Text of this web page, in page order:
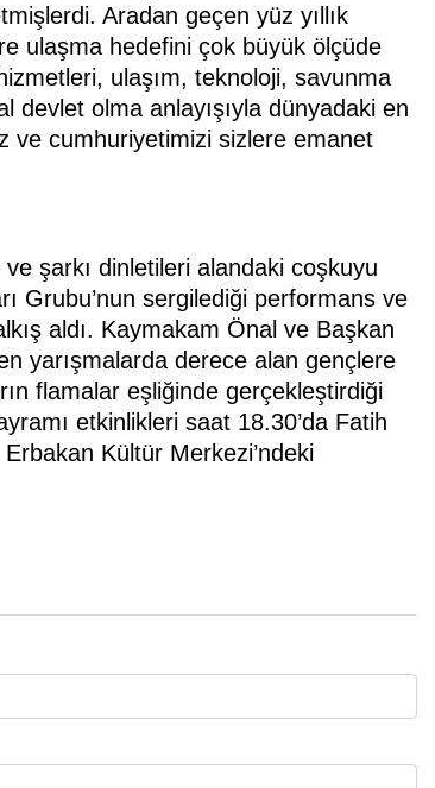
Aradan geçen yüz yıllık
ulaşma hedefini çok büyük ölçüde
ulaşım, teknoloji, savunma
olma anlayışıyla dünyadaki en
ve cumhuriyetimizi sizlere emanet
ve şarkı dinletileri alandaki coşkuyu
Grubu’nun sergilediği performans ve
aldı. Kaymakam Önal ve Başkan
yarışmalarda derece alan gençlere
flamalar eşliğinde gerçekleştirdiği
etkinlikleri saat 18.30’da Fatih
Kültür Merkezi’ndeki